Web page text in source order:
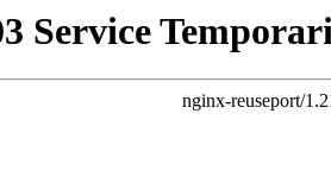
Service
nginx-reuseport/